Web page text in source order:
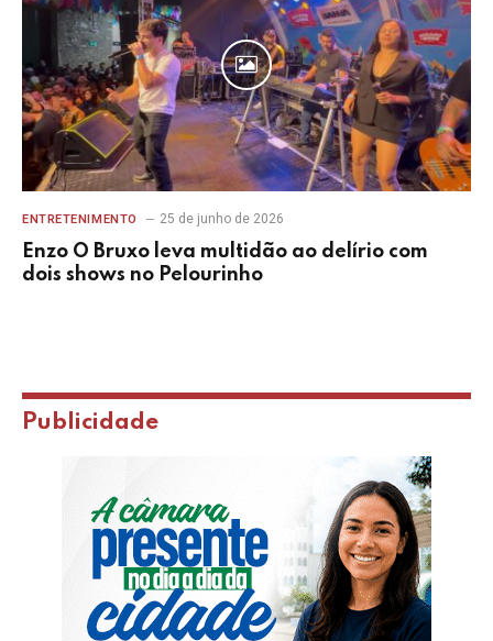
ENTRETENIMENTO 25 de junho de 2026
Enzo O Bruxo leva multidão ao delírio com
dois shows no Pelourinho
Publicidade